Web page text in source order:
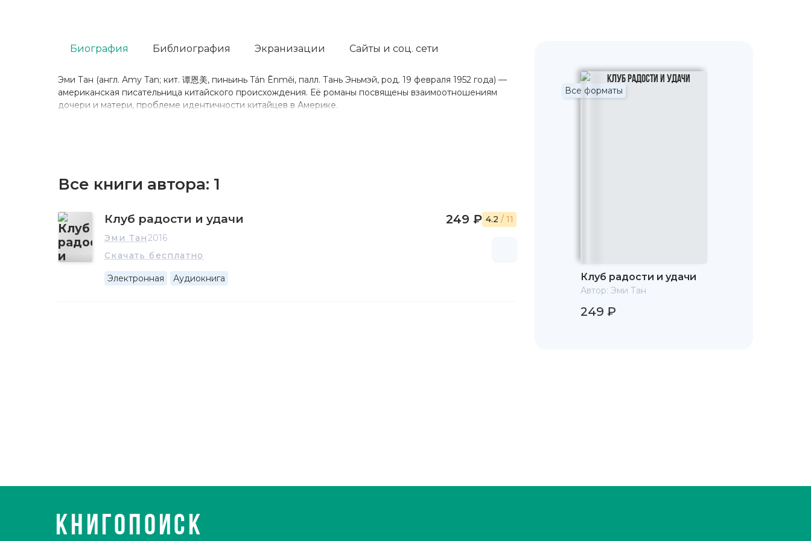
Эми Тан (англ. Amy Tan; кит. 谭恩美, пиньинь Tán Ēnměi, палл. Тань Эньмэй, род. 19 февраля 1952 года) —
американская писательница китайского происхождения. Её романы посвящены взаимоотношениям
дочери и матери, проблеме идентичности китайцев в Америке.
Биография Библиография Экранизации Сайты и соц. сети
Все книги автора: 1
Клуб радости и удачи
Эми Тан2016
Скачать бесплатно
Электронная Аудиокнига
249 ₽ 4.2 / 11
Все форматы
Клуб радости и удачи
Автор: Эми Тан
249 ₽
КНИГОПОИСК